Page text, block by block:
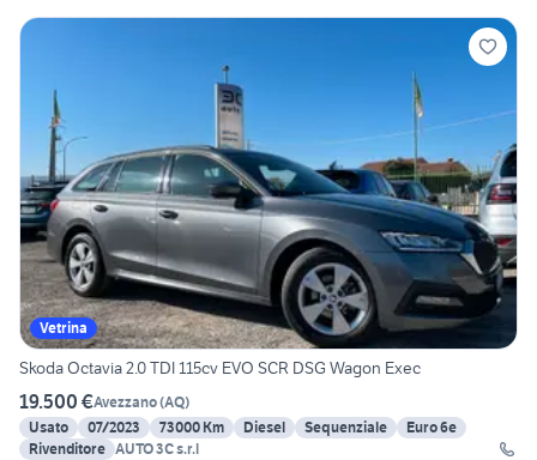
Vetrina
Skoda Octavia 2.0 TDI 115cv EVO SCR DSG Wagon Exec
19.500 €Avezzano(AQ)
Usato
07/2023 73000 Km Diesel Sequenziale
Euro 6e
Rivenditore AUTO 3C s.r.l